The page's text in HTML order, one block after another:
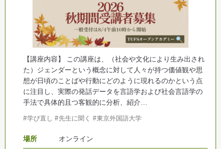
【講座内容】 この講座は、（社会や文化により生み出され
た）ジェンダーという概念に対して人々が持つ価値観や思
想が日頃のことばや行動にどのように現れるのかという点
に注目し、実際の発話データを言語学および社会言語学の
手法で具体的且つ客観的に分析、紹介…
学び直し 先生に聞く 東京外国語大学
場所 オンライン